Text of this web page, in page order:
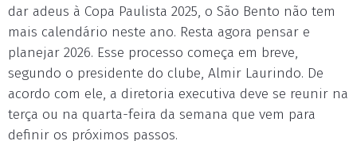
dar adeus à Copa Paulista 2025, o São Bento não tem
mais calendário neste ano. Resta agora pensar e
planejar 2026. Esse processo começa em breve,
segundo o presidente do clube, Almir Laurindo. De
acordo com ele, a diretoria executiva deve se reunir na
terça ou na quarta-feira da semana que vem para
definir os próximos passos.